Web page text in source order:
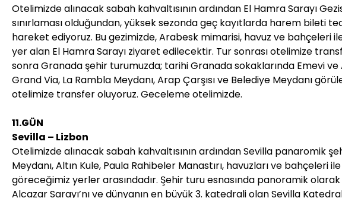
Otelimizde alınacak sabah kahvaltısının ardından El Hamra Sarayı
sınırlaması olduğundan, yüksek sezonda geç kayıtlarda harem bileti
hareket ediyoruz. Bu gezimizde, Arabesk mimarisi, havuz ve bahçeleri
yer alan El Hamra Sarayı ziyaret edilecektir. Tur sonrası otelimize
sonra Granada şehir turumuzda; tarihi Granada sokaklarında Emevi
Grand Via, La Rambla Meydanı, Arap Çarşısı ve Belediye Meydanı
otelimize transfer oluyoruz. Geceleme otelimizde.
11.GÜN
Sevilla – Lizbon
Otelimizde alınacak sabah kahvaltısının ardından Sevilla panaromik
Meydanı, Altın Kule, Paula Rahibeler Manastırı, havuzları ve bahçeleri
göreceğimiz yerler arasındadır. Şehir turu esnasında panoramik
Alcazar Sarayı’nı ve dünyanın en büyük 3. katedrali olan Sevilla